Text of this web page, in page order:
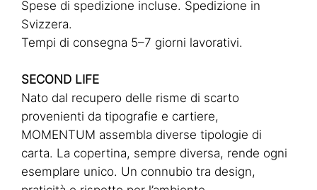
Spese di spedizione incluse. Spedizione in
Svizzera.
Tempi di consegna 5–7 giorni lavorativi.
SECOND LIFE
Nato dal recupero delle risme di scarto
provenienti da tipografie e cartiere,
MOMENTUM assembla diverse tipologie di
carta. La copertina, sempre diversa, rende ogni
esemplare unico. Un connubio tra design,